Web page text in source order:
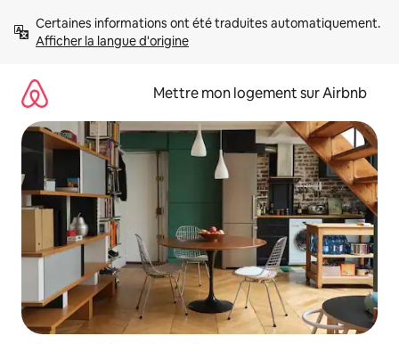
directement
Afficher la langue d'origine
Mettre mon logement sur Airbnb